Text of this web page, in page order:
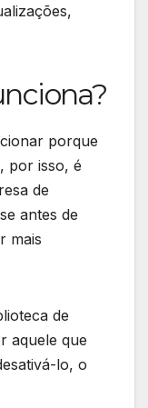
porque
por isso, é
de
antes de
mais
de
aquele que
lo, o